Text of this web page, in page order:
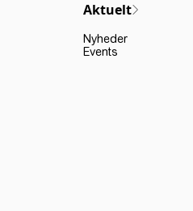
Aktuelt
Nyheder
Events